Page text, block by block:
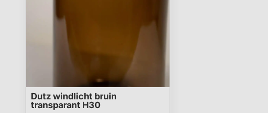
Dutz windlicht bruin
transparant H30